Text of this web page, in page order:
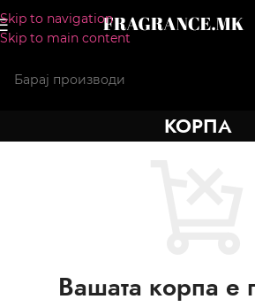
Skip to navigation
Skip to main content
КОРПА
Вашата корпа е